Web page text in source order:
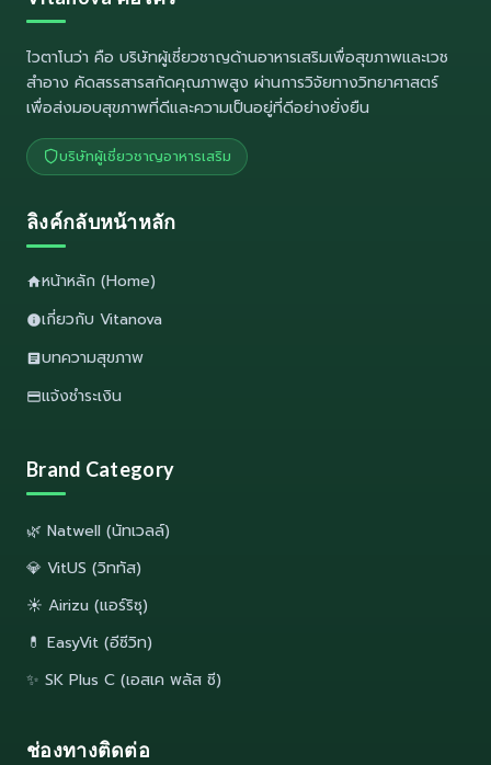
ไวตาโนว่า คือ บริษัทผู้เชี่ยวชาญด้านอาหารเสริมเพื่อสุขภาพและเวช
สำอาง คัดสรรสารสกัดคุณภาพสูง ผ่านการวิจัยทางวิทยาศาสตร์
เพื่อส่งมอบสุขภาพที่ดีและความเป็นอยู่ที่ดีอย่างยั่งยืน
บริษัทผู้เชี่ยวชาญอาหารเสริม
ลิงค์กลับหน้าหลัก
หน้าหลัก (Home)
เกี่ยวกับ Vitanova
บทความสุขภาพ
แจ้งชำระเงิน
Brand Category
🌿 Natwell (นัทเวลล์)
💎 VitUS (วิททัส)
☀️ Airizu (แอร์ริซุ)
💊 EasyVit (อีซีวิท)
✨ SK Plus C (เอสเค พลัส ซี)
ช่องทางติดต่อ